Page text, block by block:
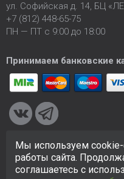
ул. Софийская д. 14, БЦ
+7 (812) 448-65-75
ПН — ПТ с 9:00 до 18:00
Принимаем банковские
© 2005-2026 ООО «КСК».
исключительно в
на сайте не является
Мы используем
работы сайта.
соглашаетесь с